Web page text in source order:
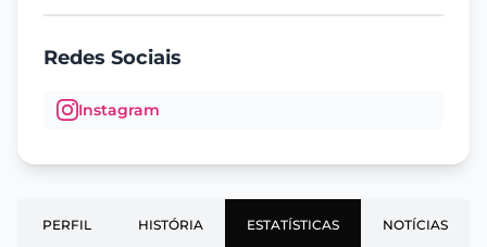
Redes Sociais
Instagram
PERFIL HISTÓRIA ESTATÍSTICAS NOTÍCIAS